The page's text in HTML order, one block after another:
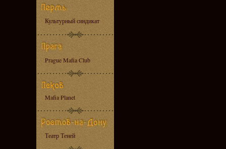
Культурный синдикат
Prague Mafia Club
Mafia Planet
Театр Теней